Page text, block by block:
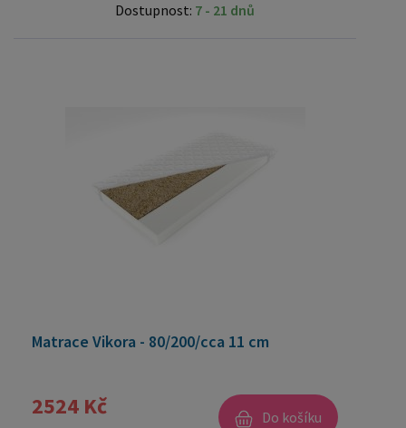
Dostupnost: 7 - 21 dnů
Matrace Vikora - 80/200/cca 11 cm
2524 Kč Do košíku